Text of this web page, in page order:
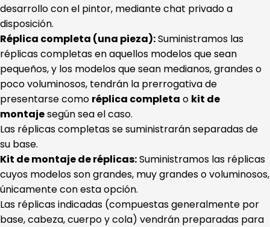
desarrollo con el pintor, mediante chat privado a
disposición.
Réplica completa (una pieza):Suministramos las
réplicas completas en aquellos modelos que sean
pequeños, y los modelos que sean medianos, grandes o
poco voluminosos, tendrán la prerrogativa de
presentarse como réplica completa o kit de
montajesegún sea el caso.
Las réplicas completas se suministrarán separadas de
su base.
Kit de montaje de réplicas:Suministramos las réplicas
cuyos modelos son grandes, muy grandes o voluminosos,
únicamente con esta opción.
Las réplicas indicadas (compuestas generalmente por
base, cabeza, cuerpo y cola) vendrán preparadas para